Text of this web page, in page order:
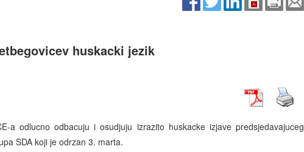
huskacki jezik
a odlucno odbacuju i osudjuju izrazito huskacke izjave predsjedavajuceg
SDA koji je odrzan 3. marta.